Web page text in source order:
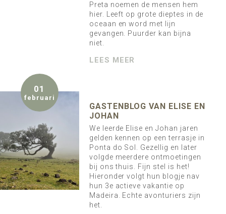
Preta noemen de mensen hem
hier. Leeft op grote dieptes in de
oceaan en word met lijn
gevangen. Puurder kan bijna
niet.
LEES MEER
01
februari
GASTENBLOG VAN ELISE EN
JOHAN
We leerde Elise en Johan jaren
gelden kennen op een terrasje in
Ponta do Sol. Gezellig en later
volgde meerdere ontmoetingen
bij ons thuis. Fijn stel is het!
Hieronder volgt hun blogje nav
hun 3e actieve vakantie op
Madeira. Echte avonturiers zijn
het.